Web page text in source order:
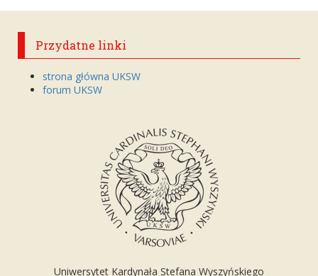
Przydatne linki
strona główna UKSW
forum UKSW
Uniwersytet Kardynała Stefana Wyszyńskiego